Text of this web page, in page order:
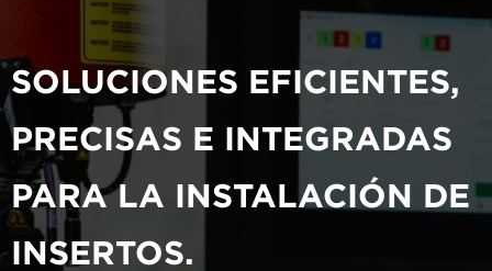
SOLUCIONES EFICIENTES,
PRECISAS E INTEGRADAS
PARA LA INSTALACIÓN DE
INSERTOS.